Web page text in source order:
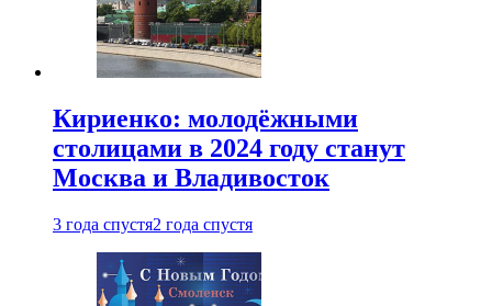
Кириенко: молодёжными
столицами в 2024 году станут
Москва и Владивосток
3 года спустя2 года спустя